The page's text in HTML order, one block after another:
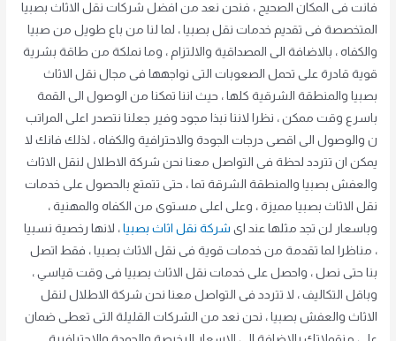
فانت فى المكان الصحيح ، فنحن نعد من افضل شركات نقل الاثاث بصبيا
المتخصصة فى تقديم خدمات نقل بصبيا ، لما لنا من باع طويل من صبيا
والكفاه ، بالاضافة الى المصداقية والالتزام ، وما نملكة من طاقة بشرية
قوية قادرة على تحمل الصعوبات التى نواجهها فى مجال نقل الاثاث
بصبيا والمنطقة الشرقية كلها ، حيث اننا تمكنا من الوصول الى القمة
باسرع وقت ممكن ، نظرا لاننا نبذا مجود وفير جعلنا نتصدر اعلى المراتب
ن والوصول الى اقصى درجات الجودة والاحترافية والكفاه ، لذلك فانك لا
يمكن ان تتردد لحظة فى التواصل معنا نحن شركة الاطلال لنقل الاثاث
والعفش بصبيا والمنطقة الشرقة تما ، حتى تتمتع بالحصول على خدمات
نقل الاثاث بصبيا مميزة ، وعلى اعلى مستوى من الكفاه والمهنية ،
وباسعار لن تجد مثلها عند اى شركة نقل اثاث بصبيا ، لانها رخصية نسبيا
، مناظرا لما تقدمة من خدمات قوية فى نقل الاثاث بصبيا ، فقط اتصل
بنا حتى نصل ، واحصل على خدمات نقل الاثاث بصبيا فى وقت قياسي ،
وباقل التكاليف ، لا تتردد فى التواصل معنا نحن شركة الاطلال لنقل
الاثاث والعفش بصبيا ، نحن نعد من الشركات القليلة التى تعطى ضمان